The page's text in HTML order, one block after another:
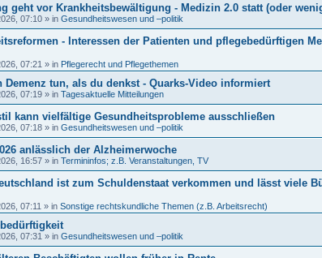
geht vor Krankheitsbewältigung - Medizin 2.0 statt (oder
07:10 » in Gesundheitswesen und –politik
- Interessen der Patienten und pflegebedürftigen
07:21 » in Pflegerecht und Pflegethemen
Demenz tun, als du denkst - Quarks-Video informiert
07:19 » in Tagesaktuelle Mitteilungen
kann vielfältige Gesundheitsprobleme ausschließen
07:18 » in Gesundheitswesen und –politik
anlässlich der Alzheimerwoche
16:57 » in Termininfos; z.B. Veranstaltungen, TV
ist zum Schuldenstaat verkommen und lässt viele
07:11 » in Sonstige rechtskundliche Themen (z.B. Arbeitsrecht)
07:31 » in Gesundheitswesen und –politik